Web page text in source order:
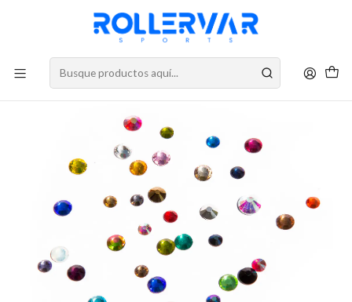
DESPACHOS A TODO CHILE